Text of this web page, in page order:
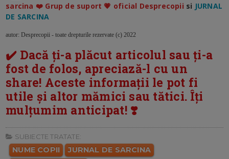
sarcina ❤️ Grup de suport 💗 oficial Desprecopii si JURNAL
DE SARCINA
autor: Desprecopii - toate drepturile rezervate (c) 2022
✔️ Dacă ți-a plăcut articolul sau ți-a
fost de folos, apreciază-l cu un
share! Aceste informații le pot fi
utile și altor mămici sau tătici. Îți
mulțumim anticipat! ❣️
SUBIECTE TRATATE:
NUME COPII
JURNAL DE SARCINA